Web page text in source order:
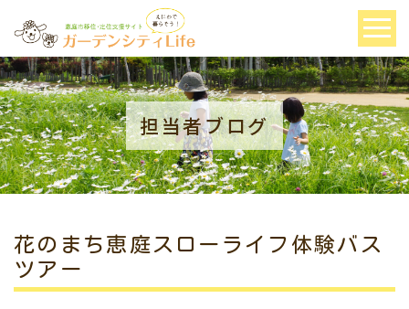
担当者ブログ
花のまち恵庭スローライフ体験バス
ツアー